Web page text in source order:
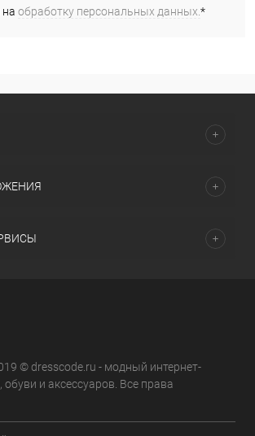
на обработку персональных данных.*
© dresscode.ru - модный интернет-
и аксессуаров. Все права